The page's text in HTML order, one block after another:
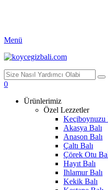
Menü
0
Ürünlerimiz
Özel Lezzetler
Keçiboynuzu
Akasya Balı
Anason Balı
Çaltı Balı
Çörek Otu
Hayıt Balı
Ihlamur Balı
Kekik Balı